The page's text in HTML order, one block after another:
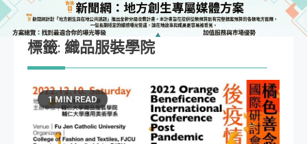
標籤: 織品服裝學院
1 MIN READ